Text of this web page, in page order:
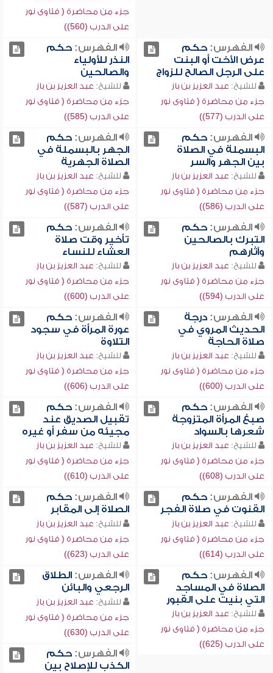
جزء من محاضرة ( فتاوى نور
على الدرب (560))
الفهرس:حكم
عرض الأخت أو البنت
على الرجل الصالح للزواج
للشيخ: عبد العزيز بن باز
جزء من محاضرة ( فتاوى نور
على الدرب (577))
الفهرس:حكم
النذر للأولياء
والصالحين
للشيخ: عبد العزيز بن باز
جزء من محاضرة ( فتاوى نور
على الدرب (585))
الفهرس:حكم
البسملة في الصلاة
بين الجهر والسر
للشيخ: عبد العزيز بن باز
جزء من محاضرة ( فتاوى نور
على الدرب (586))
الفهرس:حكم
الجهر بالبسملة في
الصلاة الجهرية
للشيخ: عبد العزيز بن باز
جزء من محاضرة ( فتاوى نور
على الدرب (587))
الفهرس:حكم
التبرك بالصالحين
وآثارهم
للشيخ: عبد العزيز بن باز
جزء من محاضرة ( فتاوى نور
على الدرب (594))
الفهرس:حكم
تأخير وقت صلاة
العشاء للنساء
للشيخ: عبد العزيز بن باز
جزء من محاضرة ( فتاوى نور
على الدرب (600))
الفهرس:درجة
الحديث المروي في
صلاة الحاجة
للشيخ: عبد العزيز بن باز
جزء من محاضرة ( فتاوى نور
على الدرب (600))
الفهرس:حكم
عورة المرأة في سجود
التلاوة
للشيخ: عبد العزيز بن باز
جزء من محاضرة ( فتاوى نور
على الدرب (606))
الفهرس:حكم
صبغ المرأة المتزوجة
شعرها بالسواد
للشيخ: عبد العزيز بن باز
جزء من محاضرة ( فتاوى نور
على الدرب (608))
الفهرس:حكم
تقبيل الصديق عند
مجيئه من سفر أو غيره
للشيخ: عبد العزيز بن باز
جزء من محاضرة ( فتاوى نور
على الدرب (610))
الفهرس:حكم
القنوت في صلاة الفجر
للشيخ: عبد العزيز بن باز
جزء من محاضرة ( فتاوى نور
على الدرب (614))
الفهرس:حكم
الصلاة إلى المقابر
للشيخ: عبد العزيز بن باز
جزء من محاضرة ( فتاوى نور
على الدرب (623))
الفهرس:حكم
الصلاة في المساجد
التي بنيت على القبور
للشيخ: عبد العزيز بن باز
جزء من محاضرة ( فتاوى نور
على الدرب (625))
الفهرس:الطلاق
الرجعي والبائن
للشيخ: عبد العزيز بن باز
جزء من محاضرة ( فتاوى نور
على الدرب (630))
الفهرس:حكم
الكذب للإصلاح بين